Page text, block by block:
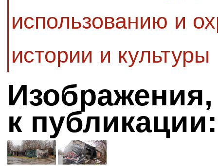
использованию и
истории и культуры
к публикации: